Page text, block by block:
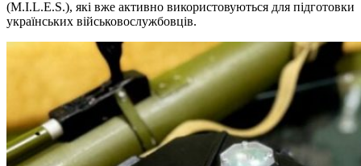
(M.I.L.E.S.), які вже активно використовуються для підготовки
українських військовослужбовців.